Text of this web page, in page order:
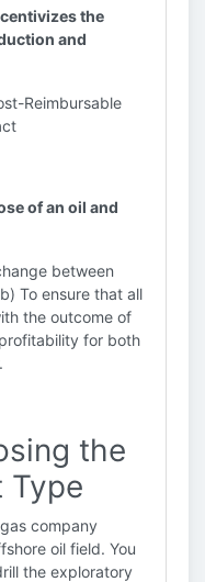
the
and
Reimbursable
of an oil and
between
To ensure that all
the outcome of
for both
the
Type
company
oil field. You
the exploratory